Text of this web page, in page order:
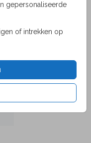
gepersonaliseerde
of intrekken op